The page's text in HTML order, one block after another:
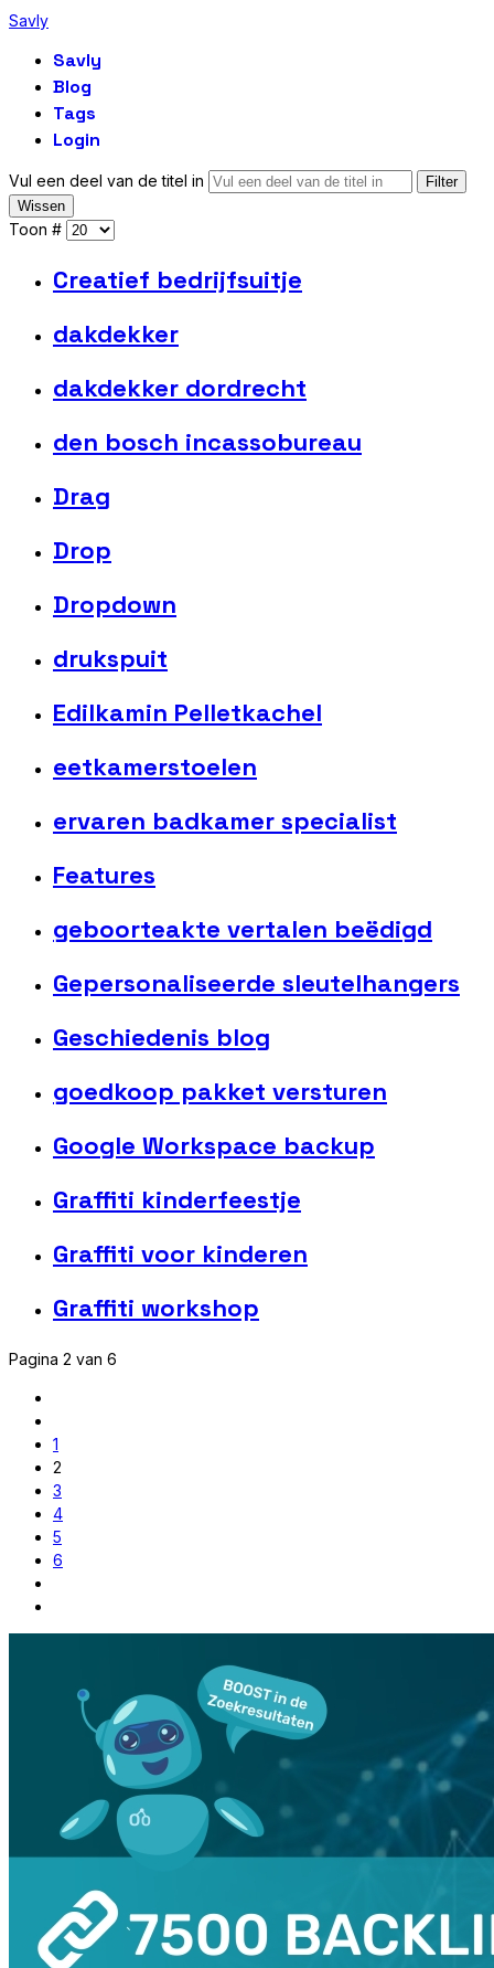
Savly
Savly
Blog
Tags
Login
Vul een deel van de titel in
Filter
Wissen
Toon #
Creatief bedrijfsuitje
dakdekker
dakdekker dordrecht
den bosch incassobureau
Drag
Drop
Dropdown
drukspuit
Edilkamin Pelletkachel
eetkamerstoelen
ervaren badkamer specialist
Features
geboorteakte vertalen beëdigd
Gepersonaliseerde sleutelhangers
Geschiedenis blog
goedkoop pakket versturen
Google Workspace backup
Graffiti kinderfeestje
Graffiti voor kinderen
Graffiti workshop
Pagina 2 van 6
1
2
3
4
5
6